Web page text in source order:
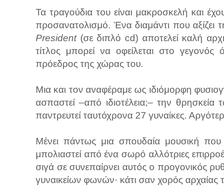
Τα τραγούδια του είναι μακροσκελή και
προσανατολισμό. Ένα διαμάντι που
President(σε διπλό cd) αποτελεί καλή
τίτλος μπορεί να οφείλεται στο
πρόεδρος της χώρας του.
Μια και τον αναφέραμε ως ιδιόμορφη
ασπαστεί –από ιδιοτέλεια;– την
παντρευτεί ταυτόχρονα 27 γυναίκες.
Μένει πάντως μια σπουδαία μουσική που
μπολιαστεί από ένα σωρό αλλότριες
σιγά σε συνεπαίρνει αυτός ο προγονικός
γυναικείων φωνών· κάτι σαν χορός αρχαίας